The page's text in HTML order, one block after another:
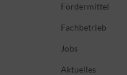
Fördermittel
Fachbetrieb
Jobs
Aktuelles